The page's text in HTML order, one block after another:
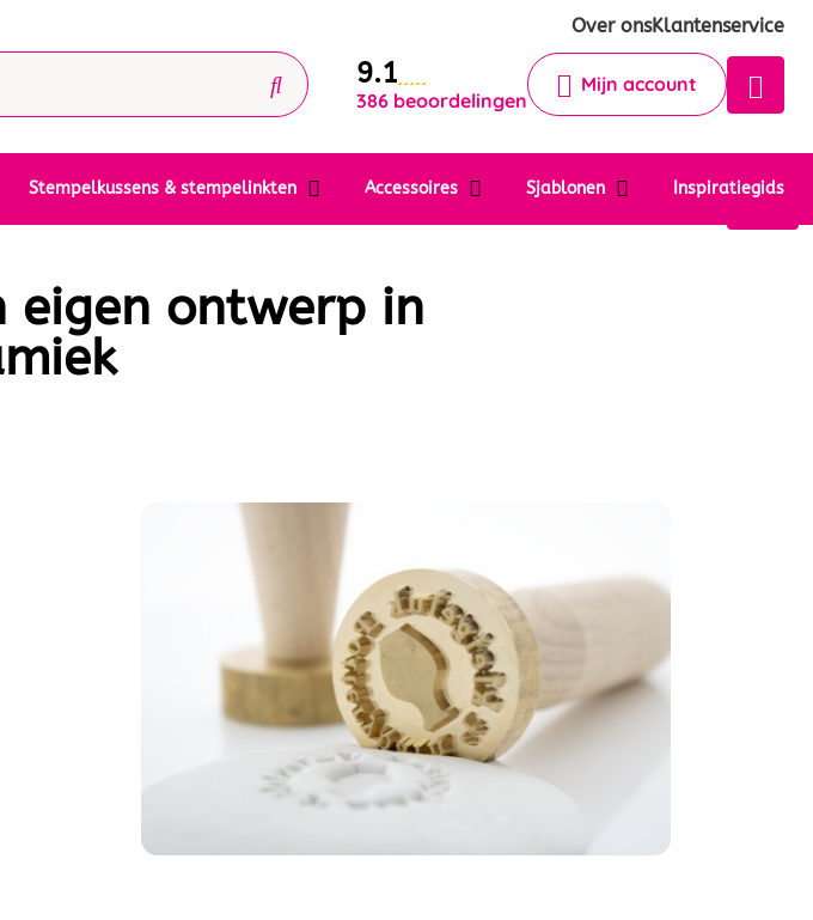
Over onsKlantenservice
9.1
386 beoordelingen
Mijn account
Stempelkussens & stempelinkten Accessoires Sjablonen Inspiratiegids
Krijg een antwoord op uw vraag
Chat 24/7 met onze chatbot voor
Contact
eigen ontwerp in